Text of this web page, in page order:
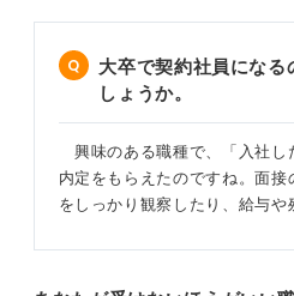
大卒で契約社員にな
しょうか。
興味のある職種で、「入社し
内定をもらえたのですね。面
をしっかり観察したり、給与や